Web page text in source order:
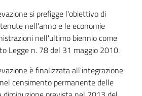
si prefigge l'obiettivo di
nell'anno e le economie
nell'ultimo biennio come
Legge n. 78 del 31 maggio 2010.
è finalizzata all'integrazione
censimento permanente delle